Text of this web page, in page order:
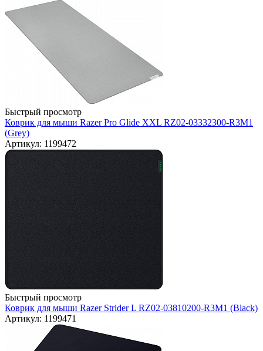
Быстрый просмотр
Коврик для мыши Razer Pro Glide XXL RZ02-03332300-R3M1
(Grey)
Артикул: 1199472
Быстрый просмотр
Коврик для мыши Razer Strider L RZ02-03810200-R3M1 (Black)
Артикул: 1199471